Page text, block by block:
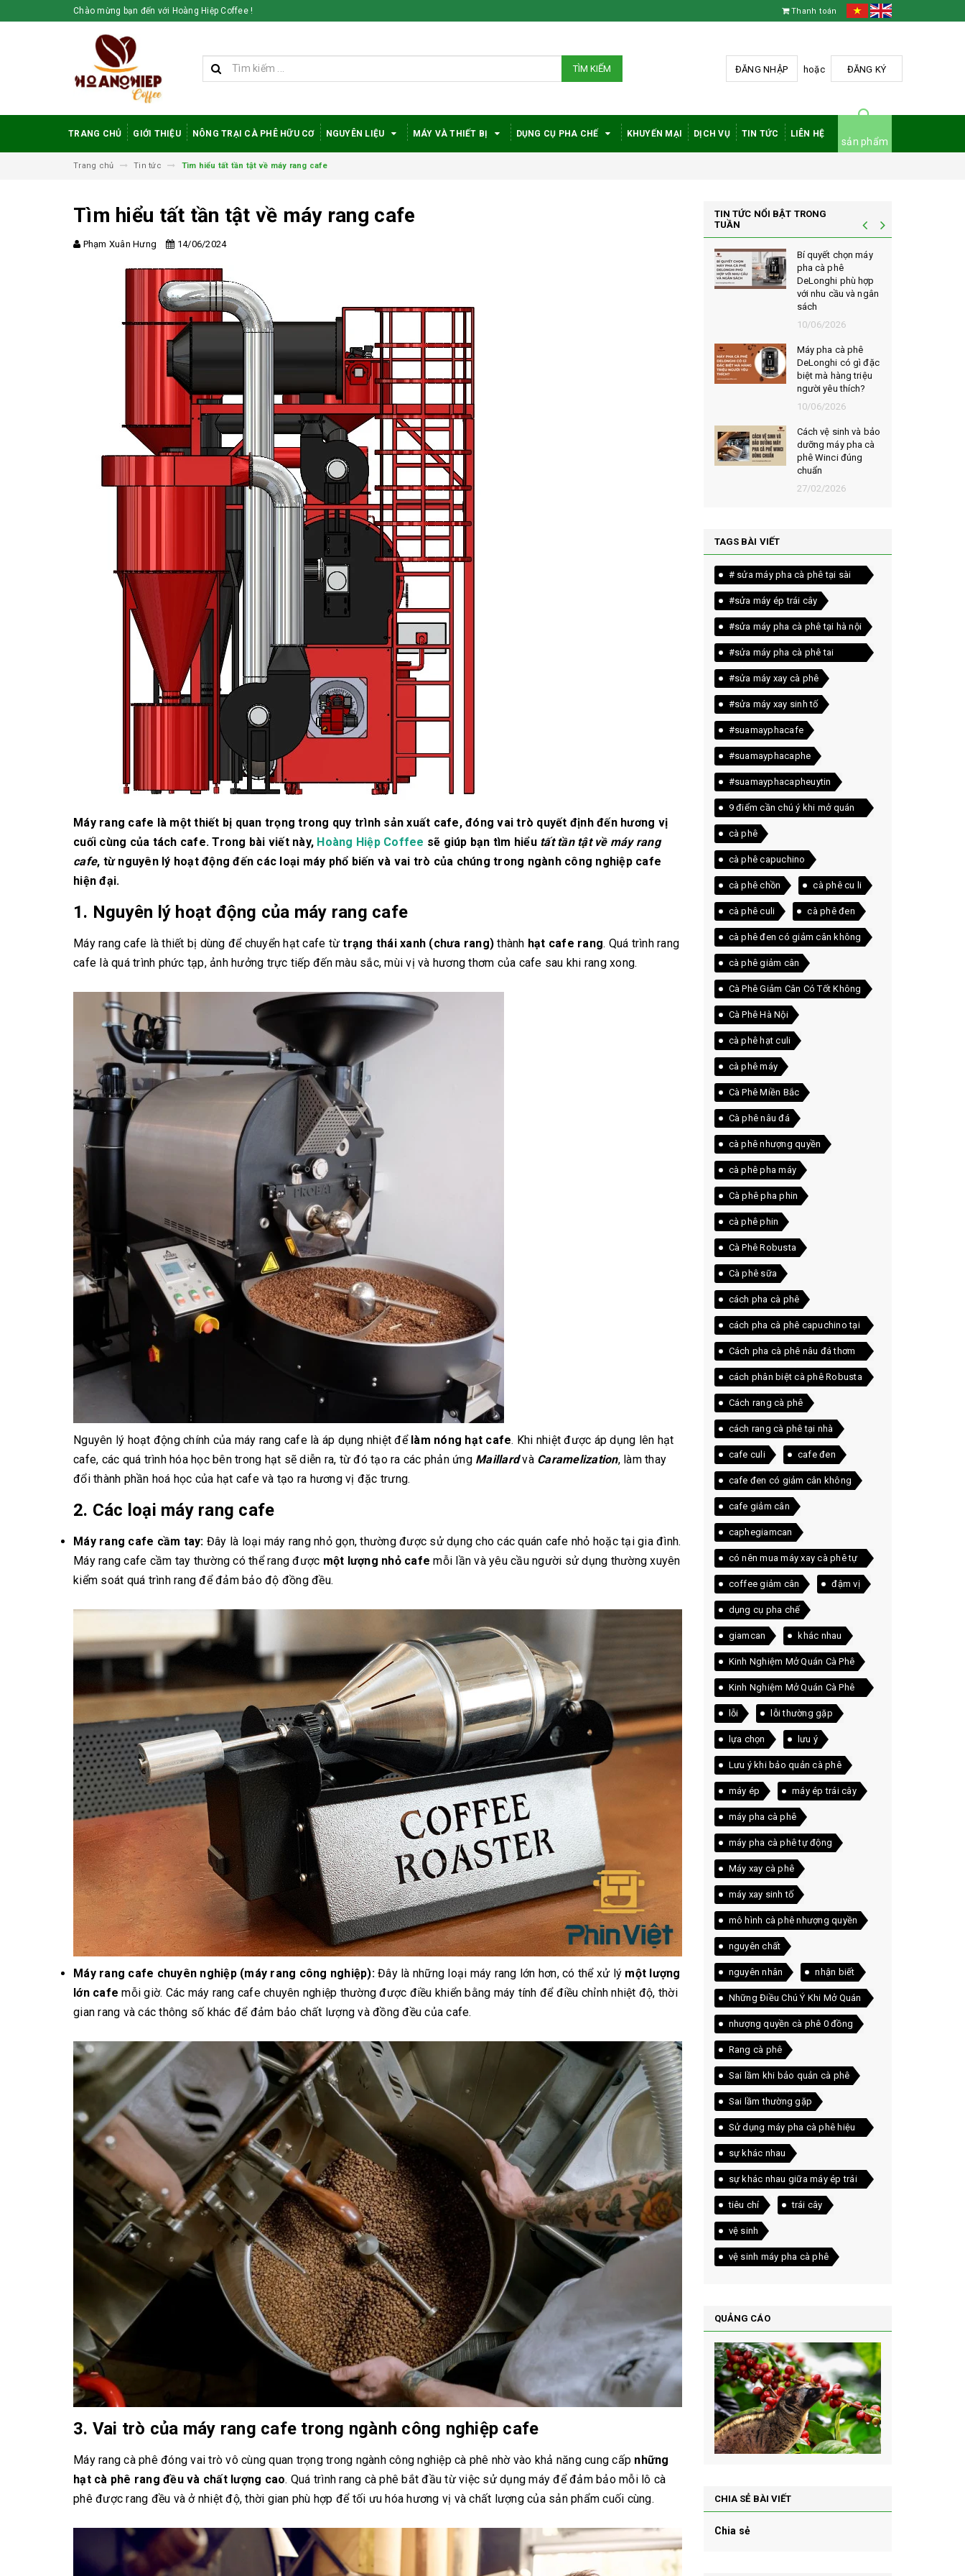
Chào mừng bạn đến với Hoàng Hiệp Coffee ! Thanh toán
TÌM KIẾM ĐĂNG NHẬP hoặc ĐĂNG KÝ
TRANG CHỦ GIỚI THIỆU NÔNG TRẠI CÀ PHÊ HỮU CƠ NGUYÊN LIỆU MÁY VÀ THIẾT BỊ DỤNG CỤ PHA CHẾ KHUYẾN MẠI DỊCH VỤ TIN TỨC LIÊN HỆ
sản phẩm
Trang chủ Tin tức Tìm hiểu tất tần tật về máy rang cafe
Tìm hiểu tất tần tật về máy rang cafe
Phạm Xuân Hưng 14/06/2024
Máy rang cafe là một thiết bị quan trọng trong quy trình sản xuất cafe, đóng vai trò quyết định đến hương vị
cuối cùng của tách cafe. Trong bài viết này, Hoàng Hiệp Coffee sẽ giúp bạn tìm hiểu tất tần tật về máy rang
cafe, từ nguyên lý hoạt động đến các loại máy phổ biến và vai trò của chúng trong ngành công nghiệp cafe
hiện đại.
1. Nguyên lý hoạt động của máy rang cafe
Máy rang cafe là thiết bị dùng để chuyển hạt cafe từ trạng thái xanh (chưa rang) thành hạt cafe rang. Quá trình rang
cafe là quá trình phức tạp, ảnh hưởng trực tiếp đến màu sắc, mùi vị và hương thơm của cafe sau khi rang xong.
Nguyên lý hoạt động chính của máy rang cafe là áp dụng nhiệt để làm nóng hạt cafe. Khi nhiệt được áp dụng lên hạt
cafe, các quá trình hóa học bên trong hạt sẽ diễn ra, từ đó tạo ra các phản ứng Maillardvà Caramelization, làm thay
đổi thành phần hoá học của hạt cafe và tạo ra hương vị đặc trưng.
2. Các loại máy rang cafe
Máy rang cafe cầm tay: Đây là loại máy rang nhỏ gọn, thường được sử dụng cho các quán cafe nhỏ hoặc tại gia đình.
Máy rang cafe cầm tay thường có thể rang được một lượng nhỏ cafe mỗi lần và yêu cầu người sử dụng thường xuyên
kiểm soát quá trình rang để đảm bảo độ đồng đều.
Máy rang cafe chuyên nghiệp (máy rang công nghiệp):Đây là những loại máy rang lớn hơn, có thể xử lý một lượng
lớn cafe mỗi giờ. Các máy rang cafe chuyên nghiệp thường được điều khiển bằng máy tính để điều chỉnh nhiệt độ, thời
gian rang và các thông số khác để đảm bảo chất lượng và đồng đều của cafe.
3. Vai trò của máy rang cafe trong ngành công nghiệp cafe
Máy rang cà phê đóng vai trò vô cùng quan trọng trong ngành công nghiệp cà phê nhờ vào khả năng cung cấp những
hạt cà phê rang đều và chất lượng cao. Quá trình rang cà phê bắt đầu từ việc sử dụng máy để đảm bảo mỗi lô cà
phê được rang đều và ở nhiệt độ, thời gian phù hợp để tối ưu hóa hương vị và chất lượng của sản phẩm cuối cùng.
TIN TỨC NỔI BẬT TRONG
TUẦN
được đánh giá cao
trong giới sành cà
phê?
10/06/2026
chuẩn vị
10/06/2026
Những tiêu chí đánh
giá một loại bột cà
phê nguyên chất
ngon
10/06/2026
sách
Máy pha cà phê
DeLonghi có gì đặc
biệt mà hàng triệu
10/06/2026
Cách vệ sinh và bảo
dưỡng máy pha cà
phê Winci đúng
chuẩn
27/02/2026
Bí quyết chọn máy
pha cà phê
DeLonghi phù hợp
với nhu cầu và ngân
sách
10/06/2026
Máy pha cà phê
DeLonghi có gì đặc
biệt mà hàng triệu
người yêu thích?
10/06/2026
Cách vệ sinh và bảo
dưỡng máy pha cà
phê Winci đúng
chuẩn
27/02/2026
TAGS BÀI VIẾT
# sửa máy pha cà phê tại sài
gòn
#sửa máy ép trái cây
#sửa máy pha cà phê tại hà nội
#sửa máy pha cà phê tai
quảng trị
#sửa máy xay cà phê
#sửa máy xay sinh tố
#suamayphacafe
#suamayphacaphe
#suamayphacapheuytin
9 điểm cần chú ý khi mở quán
cà phê
cà phê
cà phê capuchino
cà phê chồn cà phê cu li
cà phê culi cà phê đen
cà phê đen có giảm cân không
cà phê giảm cân
Cà Phê Giảm Cân Có Tốt Không
Cà Phê Hà Nội
cà phê hạt culi
cà phê máy
Cà Phê Miền Bắc
Cà phê nâu đá
cà phê nhượng quyền
cà phê pha máy
Cà phê pha phin
cà phê phin
Cà Phê Robusta
Cà phê sữa
cách pha cà phê
cách pha cà phê capuchino tại
nhà
Cách pha cà phê nâu đá thơm
ngon ngay tại nhà
cách phân biệt cà phê Robusta
và Arabica
Cách rang cà phê
cách rang cà phê tại nhà
cafe culi cafe đen
cafe đen có giảm cân không
cafe giảm cân
caphegiamcan
có nên mua máy xay cà phê tự
động
coffee giảm cân đậm vị
dụng cụ pha chế
giamcan khác nhau
Kinh Nghiệm Mở Quán Cà Phê
Kinh Nghiệm Mở Quán Cà Phê
Thực Tế
lỗi lỗi thường gặp
lựa chọn lưu ý
Lưu ý khi bảo quản cà phê
máy ép máy ép trái cây
máy pha cà phê
máy pha cà phê tự động
Máy xay cà phê
máy xay sinh tố
mô hình cà phê nhượng quyền
nguyên chất
nguyên nhân nhận biết
Những Điều Chú Ý Khi Mở Quán
Cà Phê
nhượng quyền cà phê 0 đồng
Rang cà phê
Sai lầm khi bảo quản cà phê
Sai lầm thường gặp
Sử dụng máy pha cà phê hiệu
quả
sự khác nhau
sự khác nhau giữa máy ép trái
cây và máy xay sinh tố
tiêu chí trái cây
vệ sinh
vệ sinh máy pha cà phê
QUẢNG CÁO
CHIA SẺ BÀI VIẾT
Chia sẻ